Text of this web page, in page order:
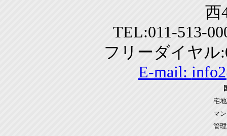
西
TEL:011-513-
フリーダイヤル
E-mail:
宅
マ
管